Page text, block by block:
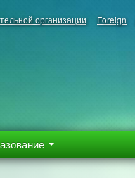
организации Foreign